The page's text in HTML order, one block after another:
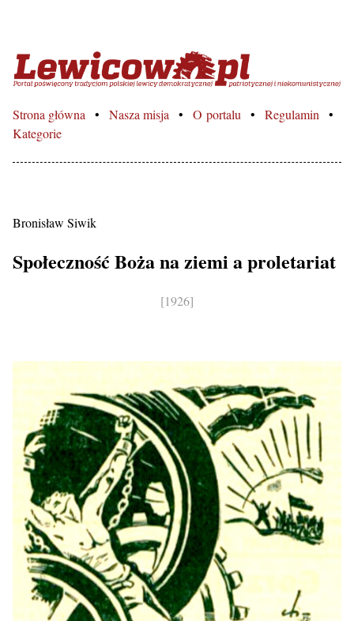
Lewicowo.pl – Portal
Strona główna Nasza misja O portalu
Regulamin
Kategorie
Bronisław Siwik
Społeczność Boża na ziemi a proletariat
[1926]